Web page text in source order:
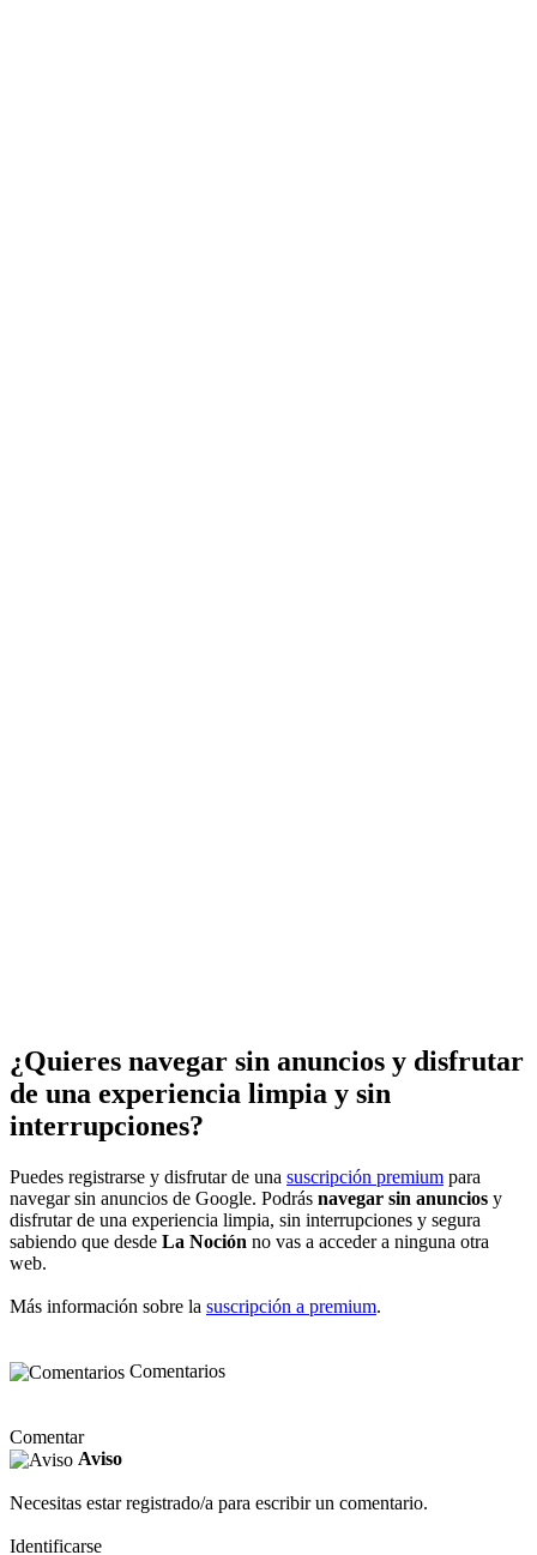
¿Quieres navegar sin anuncios y disfrutar
de una experiencia limpia y sin
interrupciones?
Puedes registrarse y disfrutar de una suscripción premium para
navegar sin anuncios de Google. Podrás navegar sin anuncios y
disfrutar de una experiencia limpia, sin interrupciones y segura
sabiendo que desde La Noción no vas a acceder a ninguna otra
web.
Más información sobre la suscripción a premium.
Comentarios
Comentar
Aviso
Necesitas estar registrado/a para escribir un comentario.
Identificarse